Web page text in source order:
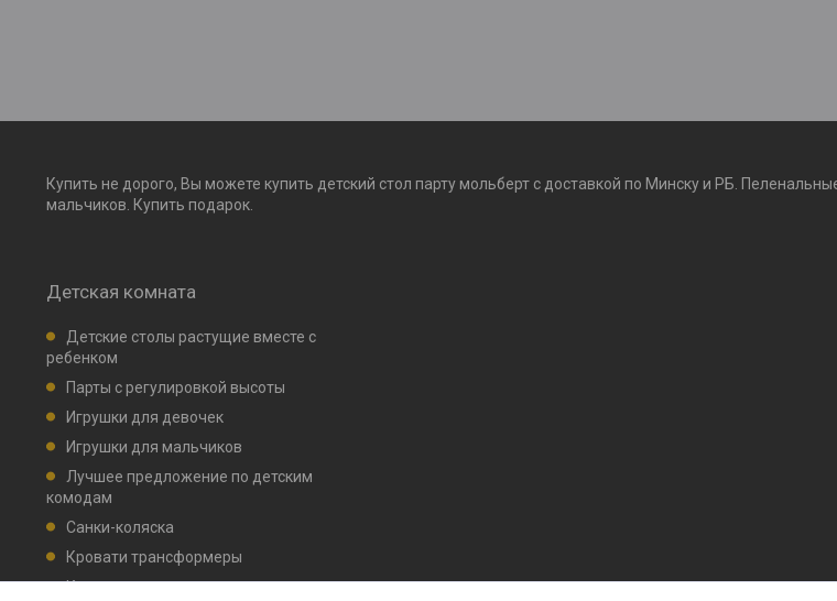
Купить не дорого, Вы можете купить детский стол парту мольберт с доставкой по Минску и РБ.
мальчиков. Купить подарок.
Детская комната
Детские столы растущие вместе с
ребенком
Парты с регулировкой высоты
Игрушки для девочек
Игрушки для мальчиков
Лучшее предложение по детским
комодам
Санки-коляска
Кровати трансформеры
Кровати детские маятник, ящик для